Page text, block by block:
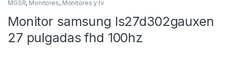
MGSR, Monitores, Monitores y tv
Monitor samsung ls27d302gauxen
27 pulgadas fhd 100hz